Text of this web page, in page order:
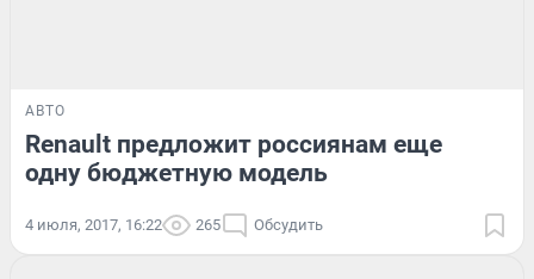
АВТО
Renault предложит россиянам еще
одну бюджетную модель
4 июля, 2017, 16:22 265 Обсудить